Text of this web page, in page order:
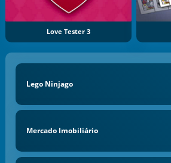
Love Tester 3
Lego Ninjago
Mercado Imobiliário